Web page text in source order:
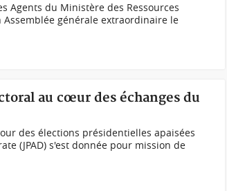
Agents du Ministère des Ressources
Assemblée générale extraordinaire le
au cœur des échanges du
des élections présidentielles apaisées
(JPAD) s'est donnée pour mission de